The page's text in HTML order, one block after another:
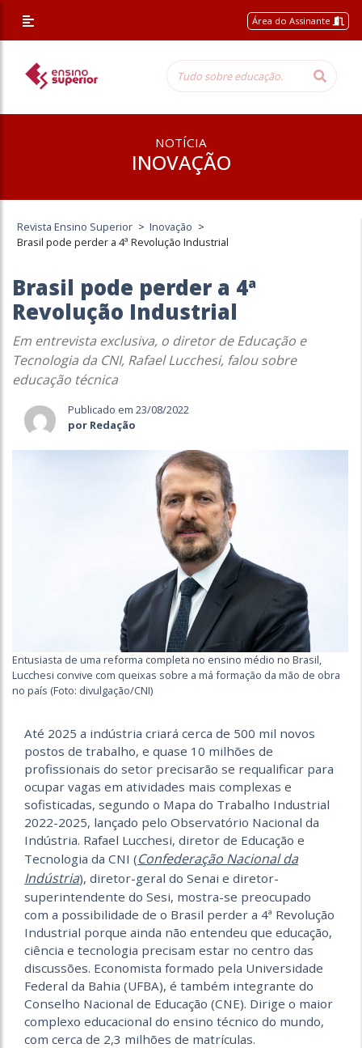
Área do Assinante
NOTÍCIA
INOVAÇÃO
Revista Ensino Superior > Inovação >
Brasil pode perder a 4ª Revolução Industrial
Brasil pode perder a 4ª
Revolução Industrial
Em entrevista exclusiva, o diretor de Educação e
Tecnologia da CNI, Rafael Lucchesi, falou sobre
educação técnica
Publicado em 23/08/2022
por Redação
Entusiasta de uma reforma completa no ensino médio no Brasil,
Lucchesi convive com queixas sobre a má formação da mão de obra
no país (Foto: divulgação/CNI)
Até 2025 a indústria criará cerca de 500 mil novos
postos de trabalho, e quase 10 milhões de
profissionais do setor precisarão se requalificar para
ocupar vagas em atividades mais complexas e
sofisticadas, segundo o Mapa do Trabalho Industrial
2022-2025, lançado pelo Observatório Nacional da
Indústria. Rafael Lucchesi, diretor de Educação e
Tecnologia da CNI (Confederação Nacional da
Indústria), diretor-geral do Senai e diretor-
superintendente do Sesi, mostra-se preocupado
com a possibilidade de o Brasil perder a 4ª Revolução
Industrial porque ainda não entendeu que educação,
ciência e tecnologia precisam estar no centro das
discussões. Economista formado pela Universidade
Federal da Bahia (UFBA), é também integrante do
Conselho Nacional de Educação (CNE). Dirige o maior
complexo educacional do ensino técnico do mundo,
com cerca de 2,3 milhões de matrículas.